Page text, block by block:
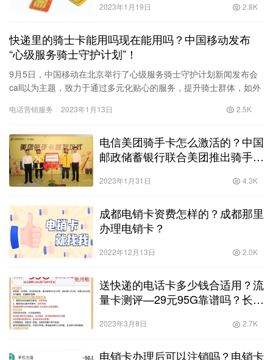
2023年1月19日 2.8K
快递里的骑士卡能用吗现在能用吗？中国移动发布
“心级服务骑士守护计划”！
9月5日，中国移动在北京举行了心级服务骑士守护计划新闻发布会
call以为主题，致力于通过多元化贴心的服务，提升骑士群体，如外
电话营销服务 2023年1月13日 2.5K
电信美团骑手卡怎么激活的？中国
邮政储蓄银行联合美团推出骑手卡
2023年1月31日 4.3K
成都电销卡资费怎样的？成都那里
办理电销卡？
2022年12月13日 2.0K
送快递的电话卡多少钱合适用？流
量卡测评—29元95G靠谱吗？长期
100G！
2023年3月8日 2.7K
电销卡办理后可以注销吗？电销卡